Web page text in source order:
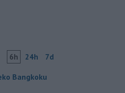
6h 24h 7d
Bangkoku